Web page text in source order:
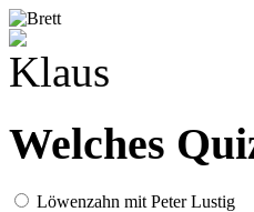
Welches
Löwenzahn mit Peter Lustig